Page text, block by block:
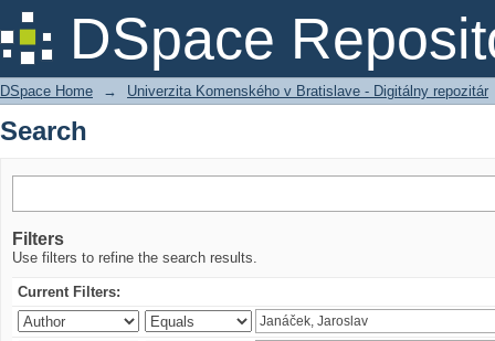
DSpace
Search
DSpace Home → Univerzita Komenského v Bratislave - Digitálny repozitár
Search
Filters
Use filters to refine the search results.
Current Filters: